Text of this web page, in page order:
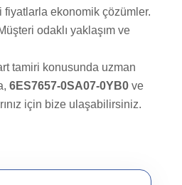
fiyatlarla ekonomik çözümler.
odaklı yaklaşım ve
tamiri konusunda uzman
6ES7657-0SA07-0YB0ve
için bize ulaşabilirsiniz.